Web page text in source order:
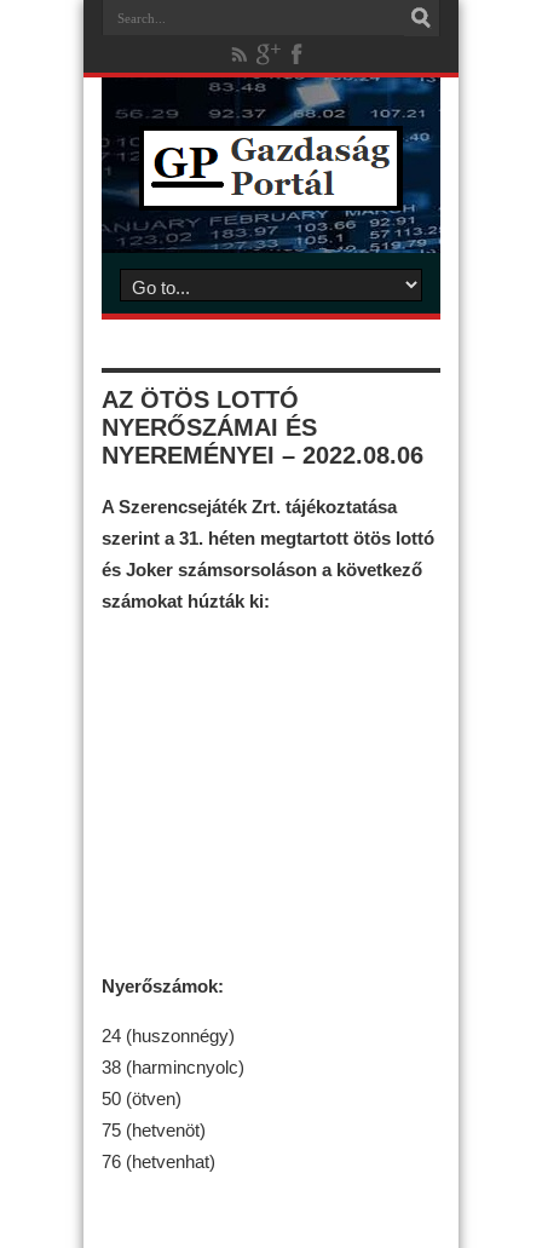
AZ ÖTÖS LOTTÓ
NYERŐSZÁMAI ÉS
NYEREMÉNYEI – 2022.08.06
A Szerencsejáték Zrt. tájékoztatása
szerint a 31. héten megtartott ötös lottó
és Joker számsorsoláson a következő
számokat húzták ki:
Nyerőszámok:
24 (huszonnégy)
38 (harmincnyolc)
50 (ötven)
75 (hetvenöt)
76 (hetvenhat)